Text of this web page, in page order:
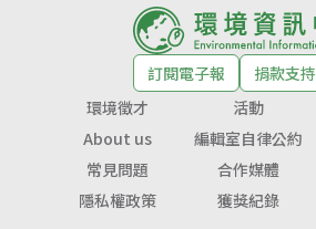
訂閱電子報
捐款支持
環境徵才
活動
About us
編輯室自律公約
常見問題
合作媒體
隱私權政策
獲獎紀錄